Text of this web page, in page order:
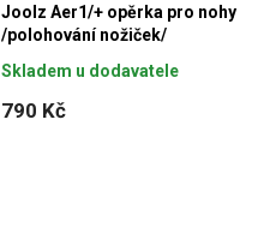
Joolz Aer1/+ opěrka pro nohy
/polohování nožiček/
790 Kč
Skladem u dodavatele